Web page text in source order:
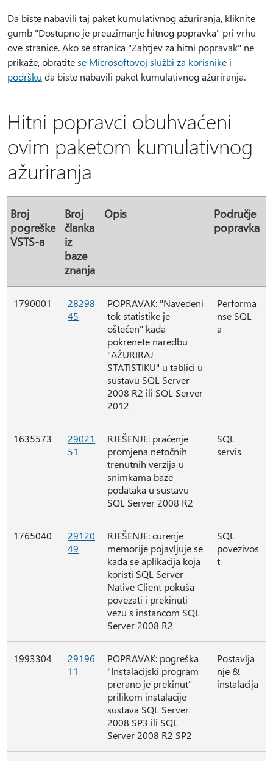
Da biste nabavili taj paket kumulativnog ažuriranja, kliknite
gumb "Dostupno je preuzimanje hitnog popravka" pri vrhu
ove stranice. Ako se stranica "Zahtjev za hitni popravak" ne
prikaže, obratitese Microsoftovoj službi za korisnike i
podršku da biste nabavili paket kumulativnog ažuriranja.
Hitni popravci obuhvaćeni
ovim paketom kumulativnog
ažuriranja
Broj
pogreške
VSTS-a
Broj
članka
iz
baze
znanja
Opis
Područje
popravka
1790001
28298
45
POPRAVAK: "Navedeni
tok statistike je
oštećen" kada
pokrenete naredbu
"AŽURIRAJ
STATISTIKU" u tablici u
sustavu SQL Server
2008 R2 ili SQL Server
2012
Performa
nse SQL-
a
1635573
29021
51
RJEŠENJE: praćenje
promjena netočnih
trenutnih verzija u
snimkama baze
podataka u sustavu
SQL Server 2008 R2
SQL
servis
1765040
29120
49
RJEŠENJE: curenje
memorije pojavljuje se
kada se aplikacija koja
koristi SQL Server
Native Client pokuša
povezati i prekinuti
vezu s instancom SQL
Server 2008 R2
SQL
povezivos
t
1993304
29196
11
POPRAVAK: pogreška
"Instalacijski program
prerano je prekinut"
prilikom instalacije
sustava SQL Server
2008 SP3 ili SQL
Server 2008 R2 SP2
Postavlja
nje &
instalacija